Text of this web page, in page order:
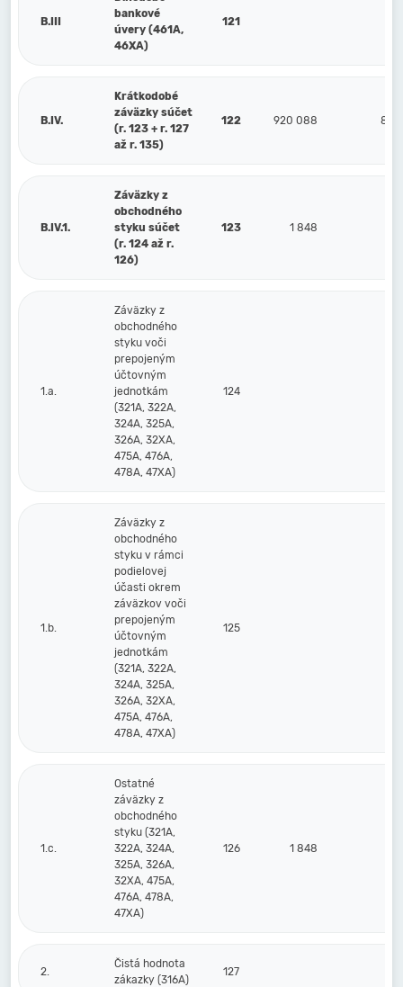
B.III
bankové
úvery (461A,
46XA)
121
B.IV.
Krátkodobé
záväzky súčet
(r. 123 + r. 127
až r. 135)
122 920 088 879
B.IV.1.
Záväzky z
obchodného
styku súčet
(r. 124 až r.
126)
123 1 848
1.a.
Záväzky z
obchodného
styku voči
prepojeným
účtovným
jednotkám
(321A, 322A,
324A, 325A,
326A, 32XA,
475A, 476A,
478A, 47XA)
124
1.b.
Záväzky z
obchodného
styku v rámci
podielovej
účasti okrem
záväzkov voči
prepojeným
účtovným
jednotkám
(321A, 322A,
324A, 325A,
326A, 32XA,
475A, 476A,
478A, 47XA)
125
1.c.
Ostatné
záväzky z
obchodného
styku (321A,
322A, 324A,
325A, 326A,
32XA, 475A,
476A, 478A,
47XA)
126 1 848
2.
Čistá hodnota
zákazky (316A)
127